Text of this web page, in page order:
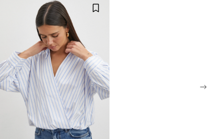
Bu ürün ile ilgili düşüncelerinizi paylaşın
Eğer kargoyu saat 18:00`den sonra verdiyseniz ürününüzün
stoklarda olması durumunda ertesi gün kargolama yapılmaktadır.